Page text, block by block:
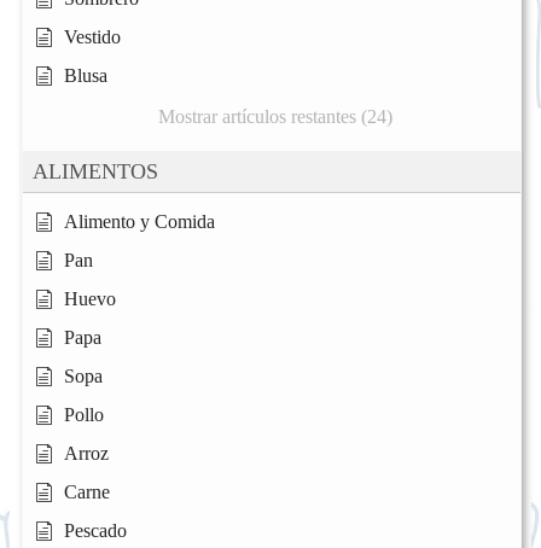
Vestido
Blusa
Mostrar artículos restantes (24)
ALIMENTOS
Alimento y Comida
Pan
Huevo
Papa
Sopa
Pollo
Arroz
Carne
Pescado